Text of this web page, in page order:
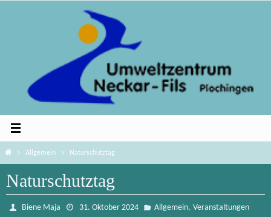
HomeAllgemein Naturschutztag
Naturschutztag
Biene Maja 31. Oktober 2024 Allgemein, Veranstaltungen